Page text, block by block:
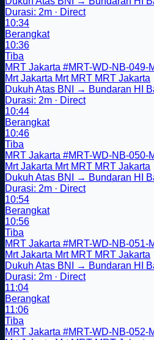
Durasi: 2m · Direct
10:34
Berangkat
10:36
Tiba
MRT Jakarta #MRT-WD-NB-049-
Mrt Jakarta Mrt MRT MRT Jakarta
Dukuh Atas BNI → Bundaran HI
Durasi: 2m · Direct
10:44
Berangkat
10:46
Tiba
MRT Jakarta #MRT-WD-NB-050-
Mrt Jakarta Mrt MRT MRT Jakarta
Dukuh Atas BNI → Bundaran HI
Durasi: 2m · Direct
10:54
Berangkat
10:56
Tiba
MRT Jakarta #MRT-WD-NB-051-
Mrt Jakarta Mrt MRT MRT Jakarta
Dukuh Atas BNI → Bundaran HI
Durasi: 2m · Direct
11:04
Berangkat
11:06
Tiba
MRT Jakarta #MRT-WD-NB-052-